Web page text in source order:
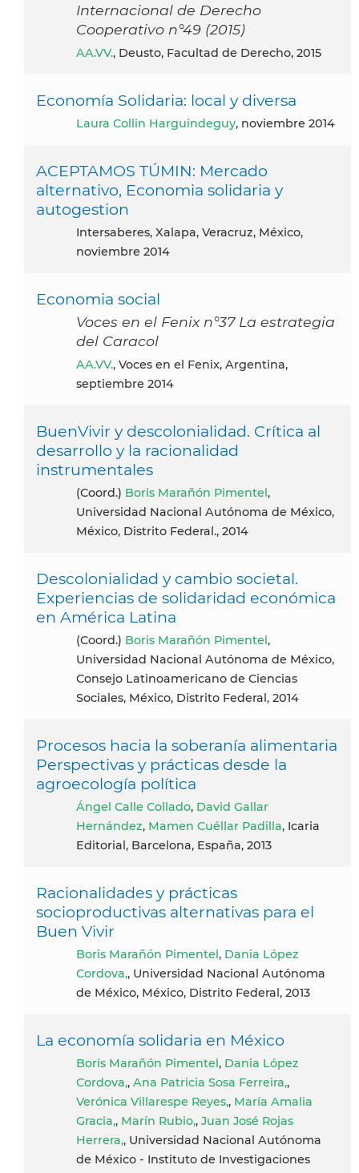
Internacional de Derecho
Cooperativo n°49 (2015)
AA.VV., Deusto, Facultad de Derecho, 2015
Economía Solidaria: local y diversa
Laura Collin Harguindeguy, noviembre 2014
ACEPTAMOS TÚMIN: Mercado
alternativo, Economia solidaria y
autogestion
Intersaberes, Xalapa, Veracruz, México,
noviembre 2014
Economia social
Voces en el Fenix n°37 La estrategia
del Caracol
AA.VV., Voces en el Fenix, Argentina,
septiembre 2014
BuenVivir y descolonialidad. Crítica al
desarrollo y la racionalidad
instrumentales
(coord.) Boris Marañón Pimentel,
Universidad Nacional Autónoma de México,
México, Distrito Federal., 2014
Descolonialidad y cambio societal.
Experiencias de solidaridad económica
en América Latina
(coord.) Boris Marañón Pimentel,
Universidad Nacional Autónoma de México,
Consejo Latinoamericano de Ciencias
Sociales, México, Distrito Federal, 2014
Procesos hacia la soberanía alimentaria
Perspectivas y prácticas desde la
agroecología política
Ángel Calle Collado, David Gallar
Hernández, Mamen Cuéllar Padilla, Icaria
Editorial, Barcelona, España, 2013
Racionalidades y prácticas
socioproductivas alternativas para el
Buen Vivir
Boris Marañón Pimentel, Dania López
Cordova,, Universidad Nacional Autónoma
de México, México, Distrito Federal, 2013
La economía solidaria en México
Boris Marañón Pimentel, Dania López
Cordova,, Ana Patricia Sosa Ferreira,,
Verónica Villarespe Reyes,, María Amalia
Gracia,, Marín Rubio,, Juan José Rojas
Herrera,, Universidad Nacional Autónoma
de México - Instituto de Investigaciones